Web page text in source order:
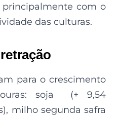
principalmente com o
das culturas.
para o crescimento
soja (+ 9,54
milho segunda safra